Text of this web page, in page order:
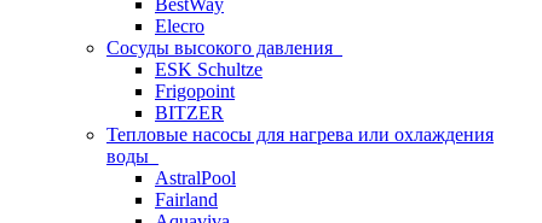
BestWay
Elecro
Сосуды высокого давления
ESK Schultze
Frigopoint
BITZER
Тепловые насосы для нагрева или охлаждения
воды
AstralPool
Fairland